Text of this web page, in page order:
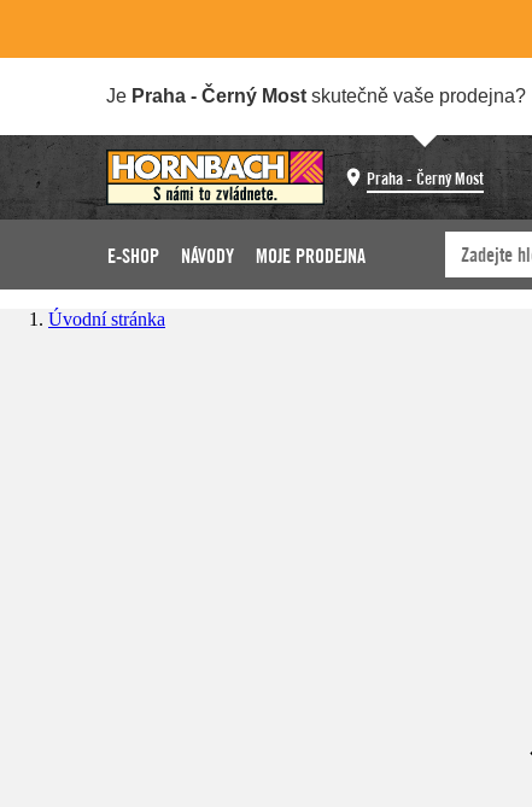
Je Praha - Černý Most skutečně vaše prodejna?
Praha - Černý Most
E-SHOP NÁVODY MOJE PRODEJNA
Úvodní stránka